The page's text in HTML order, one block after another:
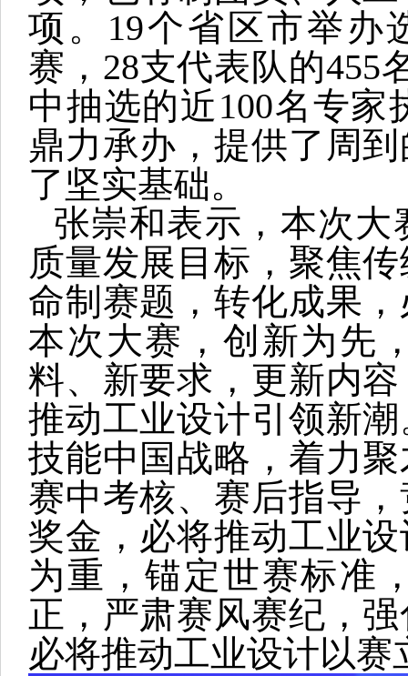
项。19个省区市举办
赛，28支代表队的455
中抽选的近100名专
鼎力承办，提供了周
了坚实基础。
张崇和表示，本次
质量发展目标，聚焦
命制赛题，转化成果
本次大赛，创新为先
料、新要求，更新内
推动工业设计引领新
技能中国战略，着力
赛中考核、赛后指导
奖金，必将推动工业
为重，锚定世赛标准
正，严肃赛风赛纪，
必将推动工业设计以赛